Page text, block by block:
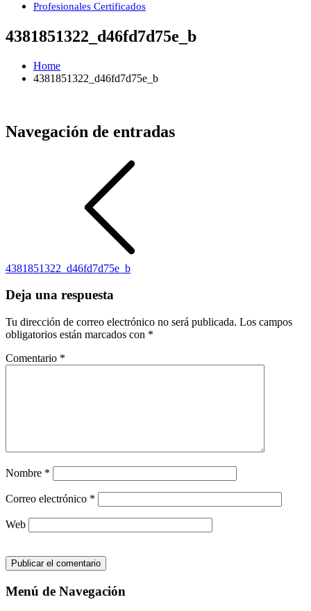
Profesionales Certificados
4381851322_d46fd7d75e_b
Home
4381851322_d46fd7d75e_b
Navegación de entradas
4381851322_d46fd7d75e_b
Deja una respuesta
Tu dirección de correo electrónico no será publicada. Los campos
obligatorios están marcados con *
Comentario *
Nombre *
Correo electrónico *
Web
Menú de Navegación